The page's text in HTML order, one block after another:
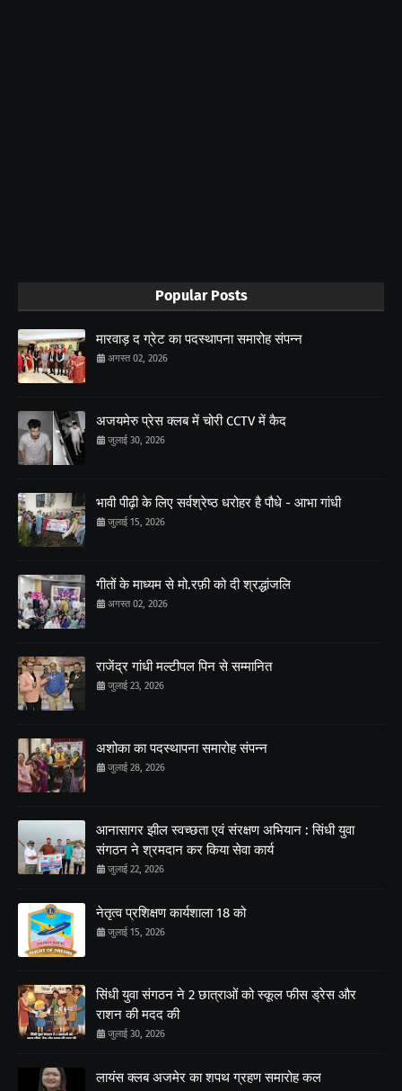
Popular Posts
मारवाड़ द ग्रेट का पदस्थापना समारोह संपन्न
अगस्त 02, 2026
अजयमेरु प्रेस क्लब में चोरी CCTV में कैद
जुलाई 30, 2026
भावी पीढ़ी के लिए सर्वश्रेष्ठ धरोहर है पौधे - आभा गांधी
जुलाई 15, 2026
गीतों के माध्यम से मो.रफ़ी को दी श्रद्धांजलि
अगस्त 02, 2026
राजेंद्र गांधी मल्टीपल पिन से सम्मानित
जुलाई 23, 2026
अशोका का पदस्थापना समारोह संपन्न
जुलाई 28, 2026
आनासागर झील स्वच्छता एवं संरक्षण अभियान : सिंधी युवा
संगठन ने श्रमदान कर किया सेवा कार्य
जुलाई 22, 2026
नेतृत्व प्रशिक्षण कार्यशाला 18 को
जुलाई 15, 2026
सिंधी युवा संगठन ने 2 छात्राओं को स्कूल फीस ड्रेस और
राशन की मदद की
जुलाई 30, 2026
लायंस क्लब अजमेर का शपथ ग्रहण समारोह कल